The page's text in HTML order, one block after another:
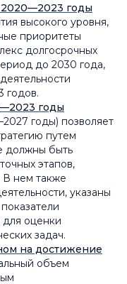
годы
высокого уровня,
приоритеты
долгосрочных
до 2030 года,
годов.
годы
годы) позволяет
путем
должны быть
этапов,
В нем также
указаны
оценки
задач.
на достижение
объем